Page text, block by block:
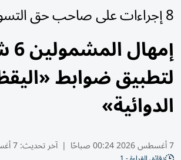
8 إجراءات على صاحب حق التسويق الالتزام بها
لتطبيق ضوابط
الدوائية»
7 أغسطس 2026 00:24 صباحًا | آخر تحديث:7 أغسطس 00:26 2026